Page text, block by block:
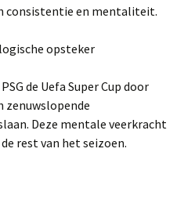
consistentie en mentaliteit.
opsteker
de Uefa Super Cup door
zenuwslopende
Deze mentale veerkracht
rest van het seizoen.